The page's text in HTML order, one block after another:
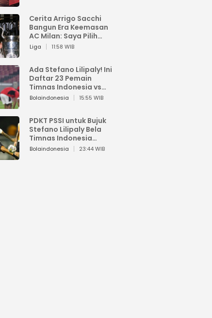
Cerita Arrigo Sacchi
Bangun Era Keemasan
AC Milan: Saya Pilih
Pemain dari Isi Otaknya
Liga 11:58 WIB
Ada Stefano Lilipaly! Ini
Daftar 23 Pemain
Timnas Indonesia vs
China
Bolaindonesia 15:55 WIB
PDKT PSSI untuk Bujuk
Stefano Lilipaly Bela
Timnas Indonesia
Berakhir Berantakan
Bolaindonesia 23:44 WIB